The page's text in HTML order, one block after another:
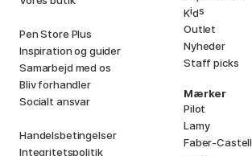
Pen Store Plus
Inspiration og guider
Samarbejd med os
Bliv forhandler
Socialt ansvar
Handelsbetingelser
Integritetspolitik
Kids
Outlet
Nyheder
Staff picks
Mærker
Pilot
Lamy
Faber-Castell